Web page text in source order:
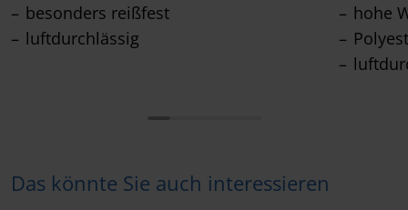
besonders reißfest
luftdurchlässig
hohe
Das könnte Sie auch interessieren